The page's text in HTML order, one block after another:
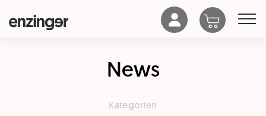
News
Kategorien